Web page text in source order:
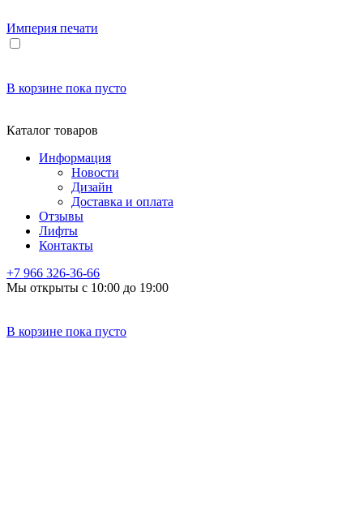
Империя печати
В корзине пока пусто
Каталог товаров
Информация
Новости
Дизайн
Доставка и оплата
Отзывы
Лифты
Контакты
+7 966 326-36-66
Мы открыты с 10:00 до 19:00
В корзине пока пусто